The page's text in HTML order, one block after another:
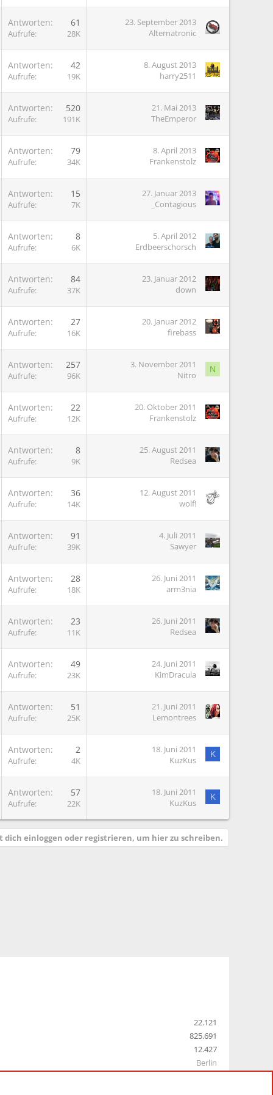
Antworten 61
Aufrufe 28K
23. September 2013
Alternatronic
Antworten 42
Aufrufe 19K
8. August 2013
harry2511
Antworten 520
Aufrufe 191K
21. Mai 2013
TheEmperor
Antworten 79
Aufrufe 34K
8. April 2013
Frankenstolz
Antworten 15
Aufrufe 7K
27. Januar 2013
_Contagious
Antworten 8
Aufrufe 6K
5. April 2012
Erdbeerschorsch
Antworten 84
Aufrufe 37K
23. Januar 2012
down
Antworten 27
Aufrufe 16K
20. Januar 2012
firebass
Antworten 257
Aufrufe 96K
3. November 2011
Nitro
N
Antworten 22
Aufrufe 12K
20. Oktober 2011
Frankenstolz
Antworten 8
Aufrufe 9K
25. August 2011
Redsea
Antworten 36
Aufrufe 14K
12. August 2011
wolf!
Antworten 91
Aufrufe 39K
4. Juli 2011
Sawyer
Antworten 28
Aufrufe 18K
26. Juni 2011
arm3nia
Antworten 23
Aufrufe 11K
26. Juni 2011
Redsea
Antworten 49
Aufrufe 23K
24. Juni 2011
KimDracula
Antworten 51
Aufrufe 25K
21. Juni 2011
Lemontrees
Antworten 2
Aufrufe 4K
18. Juni 2011
KuzKus
K
Antworten 57
Aufrufe 22K
18. Juni 2011
KuzKus
K
dich einloggen oder registrieren, um hier zu schreiben.
22.121
825.691
12.427
Berlin